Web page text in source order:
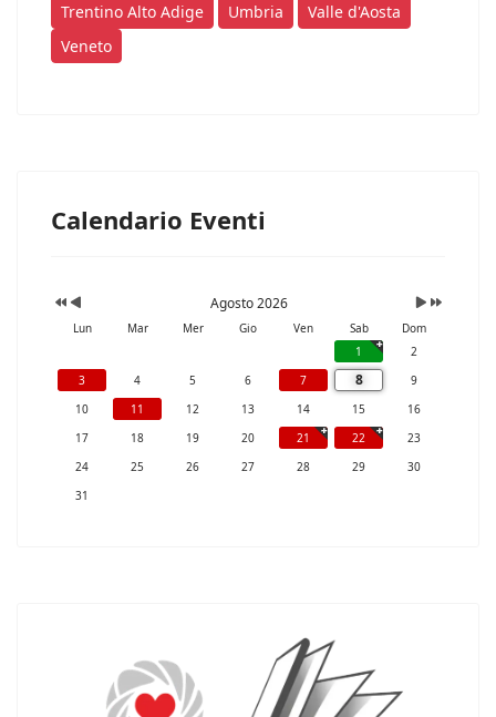
Trentino Alto Adige
Umbria
Valle d'Aosta
Veneto
Calendario Eventi
Agosto 2026
Lun Mar Mer Gio Ven Sab
Dom
1
2
3
4 5 6 7 8
9
10
11 12 13 14 15
16
17
18 19 20 21 22
23
24
25 26 27 28 29
30
31